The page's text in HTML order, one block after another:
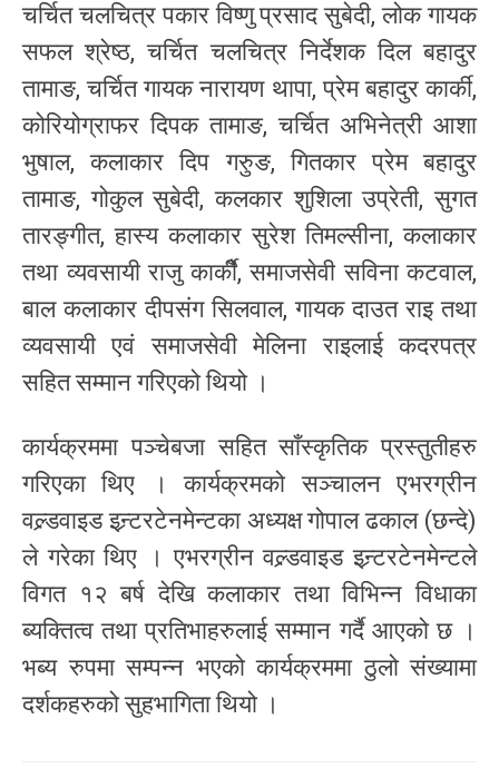
चर्चित चलचित्र पकार विष्णु प्रसाद सुबेदी, लोक गायक
सफल श्रेष्ठ, चर्चित चलचित्र निर्देशक दिल बहादुर
तामाङ, चर्चित गायक नारायण थापा, प्रेम बहादुर कार्की,
कोरियोग्राफर दिपक तामाङ, चर्चित अभिनेत्री आशा
भुषाल, कलाकार दिप गरुुङ, गितकार प्रेम बहादुर
तामाङ, गोकुल सुबेदी, कलकार शुशिला उप्रेती, सुगत
तारङ्गीत, हास्य कलाकार सुरेश तिमल्सीना, कलाकार
तथा व्यवसायी राजु कार्कीै, समाजसेवी सविना कटवाल,
बाल कलाकार दीपसंग सिलवाल, गायक दाउत राइ तथा
व्यवसायी एवं समाजसेवी मेलिना राइलाई कदरपत्र
सहित सम्मान गरिएको थियो ।
कार्यक्रममा पञ्चेबजा सहित साँस्कृतिक प्रस्तुतीहरु
गरिएका थिए । कार्यक्रमको सञ्चालन एभरग्रीन
वल्र्डवाइड इन्र्टरटेनमेन्टका अध्यक्ष गोपाल ढकाल (छन्दे)
ले गरेका थिए । एभरग्रीन वल्र्डवाइड इन्र्टरटेनमेन्टले
विगत १२ बर्ष देखि कलाकार तथा विभिन्न विधाका
ब्यक्तित्व तथा प्रतिभाहरुलाई सम्मान गर्दै आएको छ ।
भब्य रुपमा सम्पन्न भएको कार्यक्रममा ठुलो संख्यामा
दर्शकहरुको सुहभागिता थियो ।